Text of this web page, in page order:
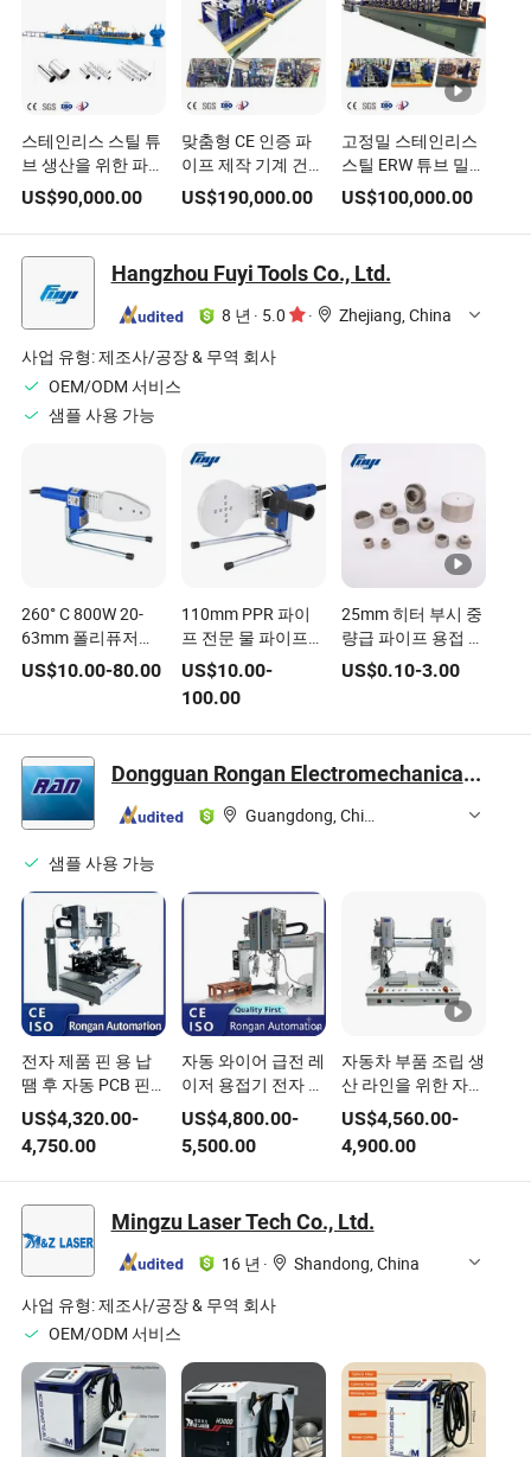
스테인리스 스틸 튜
브 생산을 위한 파이
프 용접 장비 강한
원형 사각형 직사각
형 파이프 제작 기계
튜브 밀
US$90,000.00
맞춤형 CE 인증 파
이프 제작 기계 건축
장식 고주파 용접 기
계 튜브 용접 장비
US$190,000.00
고정밀 스테인리스
스틸 ERW 튜브 밀
고주파 용접 기계 롤
포밍 기계 용접 장비
US$100,000.00
Hangzhou Fuyi Tools Co., Ltd.
8 년 · 5.0 ·
Zhejiang, China
사업 유형:제조사/공장 & 무역 회사
OEM/ODM 서비스
샘플 사용 가능
260° C 800W 20-
63mm 폴리퓨저
PPR 소켓 용접기 용
접 장비 용접 기기
US$10.00-80.00
110mm PPR 파이
프 전문 물 파이프
융합 용접기
US$10.00-
100.00
25mm 히터 부시 중
량급 파이프 용접 장
비 소켓
US$0.10-3.00
Dongguan Rongan Electromechanical Equipment Co., Ltd.
Guangdong, China
샘플 사용 가능
전자 제품 핀 용 납
땜 후 자동 PCB 핀
절단 장비
US$4,320.00-
4,750.00
자동 와이어 급전 레
이저 용접기 전자 제
품 제조용 납땜 장비
US$4,800.00-
5,500.00
자동차 부품 조립 생
산 라인을 위한 자동
납땜 용접 장비 기타
제조 기계
US$4,560.00-
4,900.00
Mingzu Laser Tech Co., Ltd.
16 년 ·
Shandong, China
사업 유형:제조사/공장 & 무역 회사
OEM/ODM 서비스